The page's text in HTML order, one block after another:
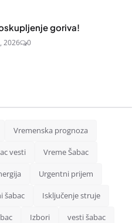
goriva!
2026 0
Vremenska prognoza
vesti Vreme Šabac
Urgentni prijem
šabac Isključenje struje
Izbori vesti šabac